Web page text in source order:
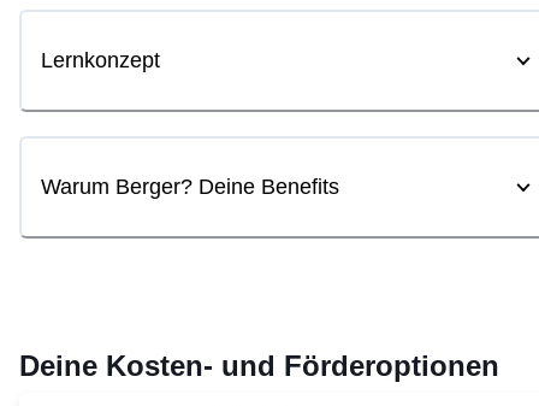
Lernkonzept
Warum Berger? Deine Benefits
Deine Kosten- und Förderoptionen